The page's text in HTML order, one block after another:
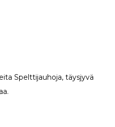
Spelttijauhoja, täysjyvä